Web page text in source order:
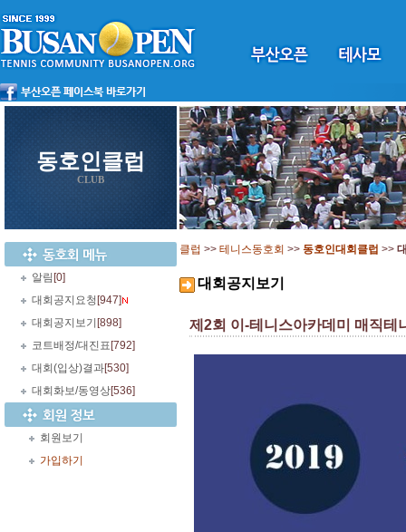
동호인클럽
CLUB
알림 [0]
대회공지요청 [947]
대회공지보기 [898]
코트배정/대진표 [792]
대회(입상)결과[530]
대회화보/동영상[536]
회원보기
가입하기
클럽 >> 테니스동호회 >> 동호인대회클럽 >>
대회공지보기
제2회 이-테니스아카데미 매직테